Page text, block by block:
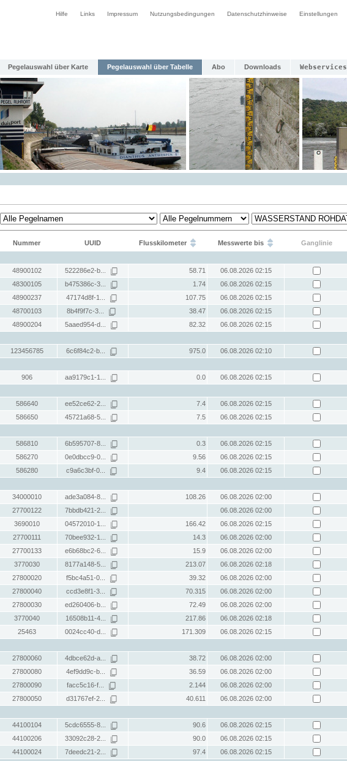
Hilfe Links Impressum Nutzungsbedingungen Datenschutzhinweise Einstellungen
Pegelauswahl über Karte Pegelauswahl über Tabelle Abo Downloads Webservices
Nummer UUID Flusskilometer Messwerte bis Ganglinie
48900102 522286e2-b... 58.71
06.08.2026 02:15
48300105 b475386c-3... 1.74
06.08.2026 02:15
48900237 47174d8f-1... 107.75
06.08.2026 02:15
48700103 8b4f9f7c-3... 38.47
06.08.2026 02:15
48900204 5aaed954-d... 82.32
06.08.2026 02:15
123456785 6c6f84c2-b... 975.0
06.08.2026 02:10
906 aa9179c1-1... 0.0
06.08.2026 02:15
586640 ee52ce62-2... 7.4
06.08.2026 02:15
586650 45721a68-5... 7.5
06.08.2026 02:15
586810 6b595707-8... 0.3
06.08.2026 02:15
586270 0e0dbcc9-0... 9.56
06.08.2026 02:15
586280 c9a6c3bf-0... 9.4
06.08.2026 02:15
34000010 ade3a084-8... 108.26
06.08.2026 02:00
27700122 7bbdb421-2...
06.08.2026 02:00
3690010 04572010-1... 166.42
06.08.2026 02:15
27700111 70bee932-1... 14.3
06.08.2026 02:00
27700133 e6b68bc2-6... 15.9
06.08.2026 02:00
3770030 8177a148-5... 213.07
06.08.2026 02:18
27800020 f5bc4a51-0... 39.32
06.08.2026 02:00
27800040 ccd3e8f1-3... 70.315
06.08.2026 02:00
27800030 ed260406-b... 72.49
06.08.2026 02:00
3770040 16508b11-4... 217.86
06.08.2026 02:18
25463 0024cc40-d... 171.309
06.08.2026 02:15
27800060 4dbce62d-a... 38.72
06.08.2026 02:00
27800080 4ef9dd9c-b... 36.59
06.08.2026 02:00
27800090 facc5c16-f... 2.144
06.08.2026 02:00
27800050 d31767ef-2... 40.611
06.08.2026 02:00
44100104 5cdc6555-8... 90.6
06.08.2026 02:15
44100206 33092c28-2... 90.0
06.08.2026 02:15
44100024 7deedc21-2... 97.4
06.08.2026 02:15